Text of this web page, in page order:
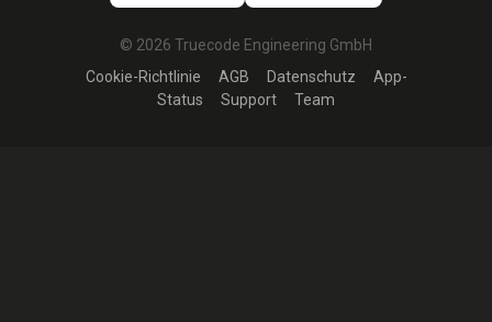
© 2026 Truecode Engineering GmbH
Cookie-Richtlinie
AGB Datenschutz
App-
Status
Support Team